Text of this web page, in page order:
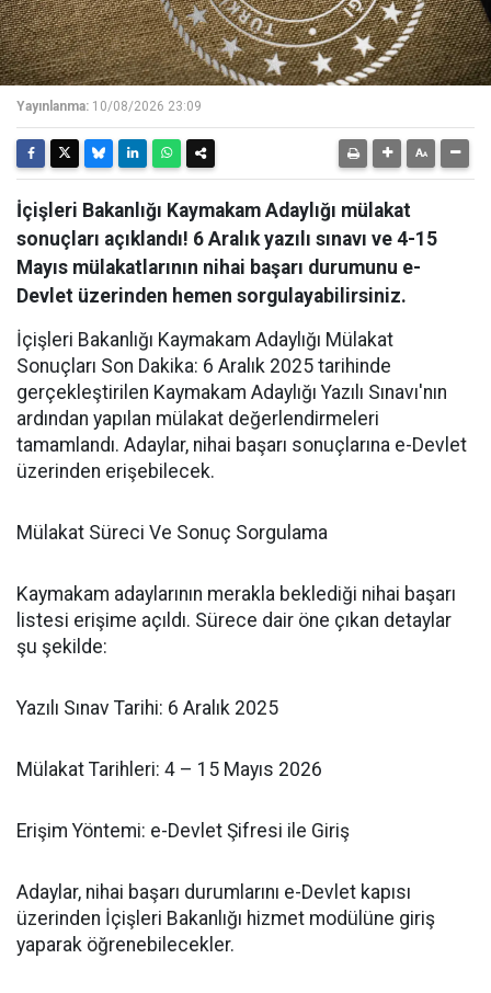
Yayınlanma: 10/08/2026 23:09
İçişleri Bakanlığı Kaymakam Adaylığı mülakat
sonuçları açıklandı! 6 Aralık yazılı sınavı ve 4-15
Mayıs mülakatlarının nihai başarı durumunu e-
Devlet üzerinden hemen sorgulayabilirsiniz.
​İçişleri Bakanlığı Kaymakam Adaylığı Mülakat
Sonuçları Son Dakika: 6 Aralık 2025 tarihinde
gerçekleştirilen Kaymakam Adaylığı Yazılı Sınavı'nın
ardından yapılan mülakat değerlendirmeleri
tamamlandı. Adaylar, nihai başarı sonuçlarına e-Devlet
üzerinden erişebilecek.
​Mülakat Süreci Ve Sonuç Sorgulama
​Kaymakam adaylarının merakla beklediği nihai başarı
listesi erişime açıldı. Sürece dair öne çıkan detaylar
şu şekilde:
​Yazılı Sınav Tarihi: 6 Aralık 2025
​Mülakat Tarihleri: 4 – 15 Mayıs 2026
​Erişim Yöntemi: e-Devlet Şifresi ile Giriş
​Adaylar, nihai başarı durumlarını e-Devlet kapısı
üzerinden İçişleri Bakanlığı hizmet modülüne giriş
yaparak öğrenebilecekler.